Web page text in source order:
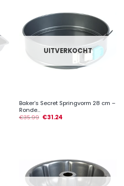
UITVERKOCHT
Baker’s Secret Springvorm 28 cm –
Ronde...
€35.99 €31.24